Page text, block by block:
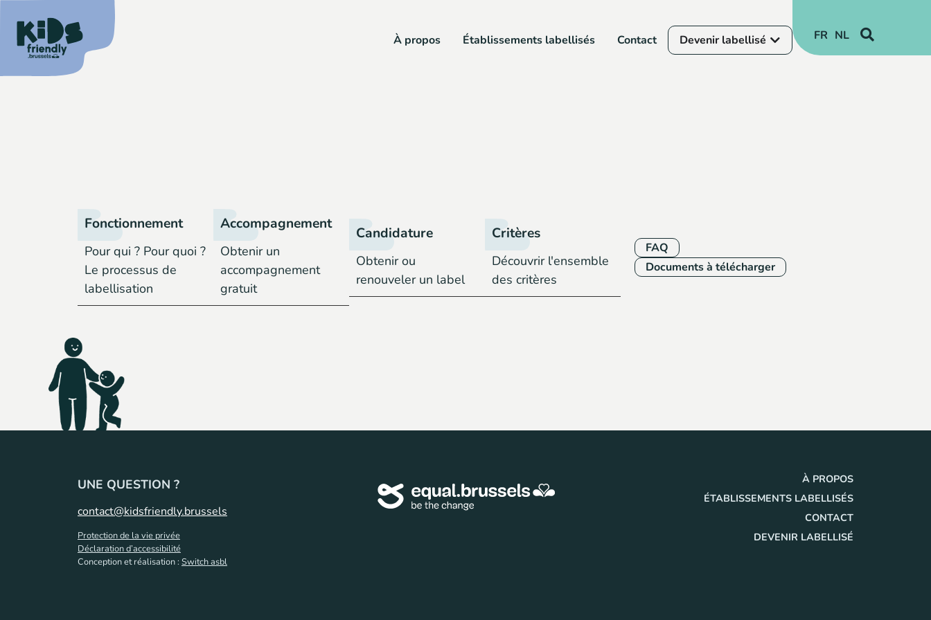
À propos Établissements labellisés Contact Devenir labellisé FR NL
Fonctionnement
Pour qui ? Pour quoi ?
Le processus de
labellisation
Accompagnement
Obtenir un
accompagnement
gratuit
Candidature
Obtenir ou
renouveler un label
Critères
Découvrir l'ensemble
des critères
FAQ
Documents à télécharger
UNE QUESTION ?
contact@kidsfriendly.brussels
Protection de la vie privée
Déclaration d’accessibilité
Conception et réalisation : Switch asbl
À PROPOS
ÉTABLISSEMENTS LABELLISÉS
CONTACT
DEVENIR LABELLISÉ